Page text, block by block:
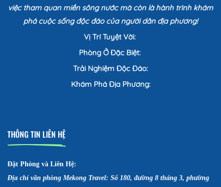
việc tham quan miền sông nước mà còn là hành trình khám
phá cuộc sống độc đáo của người dân địa phương!
Vị Trí Tuyệt Vời:
Phòng Ở Đặc Biệt:
Trải Nghiệm Độc Đáo:
Khám Phá Địa Phương:
THÔNG TIN LIÊN HỆ
Đặt Phòng và Liên Hệ:
Địa chỉ văn phòng Mekong Travel: Số 180, đường 8 tháng 3, phường